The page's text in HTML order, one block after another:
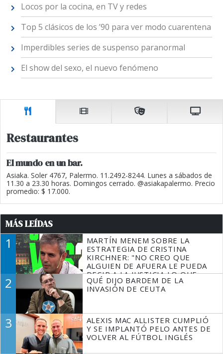
Locos por la cocina, en TV y redes
Top 5 clásicos de los ’90 para ver modo cuarentena
Imperdibles series de suspenso paranormal
El show del sexo, el nuevo fenómeno
Restaurantes
El mundo en un bar.
Asiaka. Soler 4767, Palermo. 11.2492-8244. Lunes a sábados de
11.30 a 23.30 horas. Domingos cerrado. @asiakapalermo. Precio
promedio: $ 17.000.
MÁS LEÍDAS
1
MARTÍN MENEM SOBRE LA
ESTRATEGIA DE CRISTINA
KIRCHNER: "NO CREO QUE
ALGUIEN DE AFUERA LE PUEDA
DECIR A LA JUSTICIA LO QUE
TIENE QUE HACER"
2
QUÉ DIJO BARDEM DE LA
INVASIÓN DE CEUTA
3
ALEXIS MAC ALLISTER CUMPLIÓ
Y SE IMPLANTÓ PELO ANTES DE
VOLVER AL FÚTBOL INGLÉS